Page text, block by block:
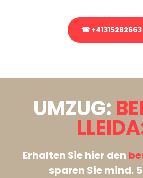
☎ +41315282663
UMZUG:
Erhalten Sie hier den
sparen Sie mind.